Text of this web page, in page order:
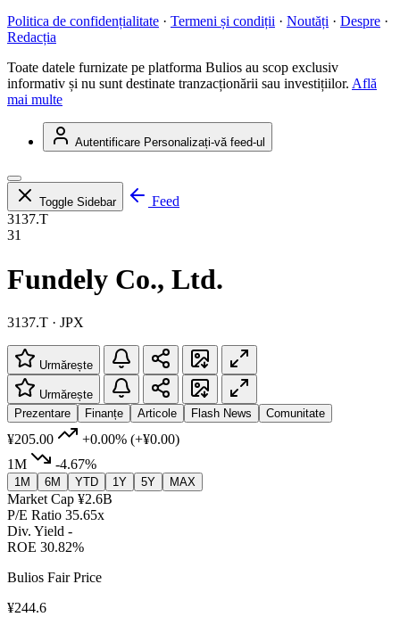
Politica de confidențialitate · Termeni și condiții · Noutăți · Despre ·
Redacția
Toate datele furnizate pe platforma Bulios au scop exclusiv
informativ și nu sunt destinate tranzacționării sau investițiilor. Află
mai multe
Autentificare Personalizați-vă feed-ul
Toggle Sidebar
Feed
3137.T
31
Fundely Co., Ltd.
3137.T · JPX
Urmărește
Urmărește
Prezentare
Finanțe Articole Flash News Comunitate
¥205.00 +0.00% (+¥0.00)
1M
-4.67%
1M 6M YTD 1Y 5Y MAX
Market Cap ¥2.6B
P/E Ratio 35.65x
Div. Yield -
ROE 30.82%
Bulios Fair Price
¥244.6